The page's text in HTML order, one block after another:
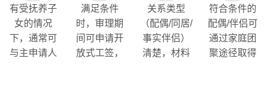
有受抚养子
女的情况
下，通常可
与主申请人
满足条件
时，审理期
间可申请开
放式工签，
关系类型
（配偶/同居/
事实伴侣）
清楚，材料
符合条件的
配偶/伴侣可
通过家庭团
聚途径取得